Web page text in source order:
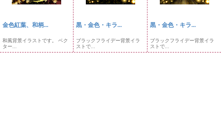
金色紅葉、和柄...
和風背景イラストです。 ベク
ター...
黒・金色・キラ...
ブラックフライデー背景イラ
ストで...
黒・金色・キラ...
ブラックフライデー背景イラ
ストで...